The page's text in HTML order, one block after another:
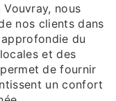
nous
nos clients dans
du
et des
de fournir
un confort